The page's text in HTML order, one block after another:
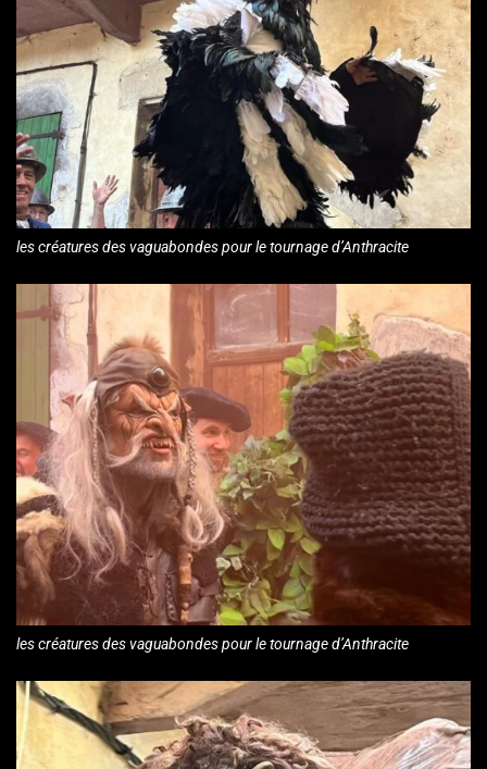
les créatures des vaguabondes pour le tournage d’Anthracite
les créatures des vaguabondes pour le tournage d’Anthracite